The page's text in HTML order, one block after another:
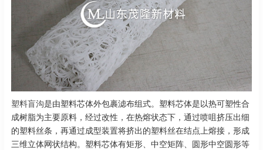
塑料盲沟是由塑料芯体外包裹滤布组式。塑料芯体是以热可塑性合
成树脂为主要原料，经过改性，在热熔状态下，通过喷咀挤压出细
的塑料丝条，再通过成型装置将挤出的塑料丝在结点上熔接，形成
三维立体网状结构。塑料芯体有矩形、中空矩阵、圆形中空圆形等